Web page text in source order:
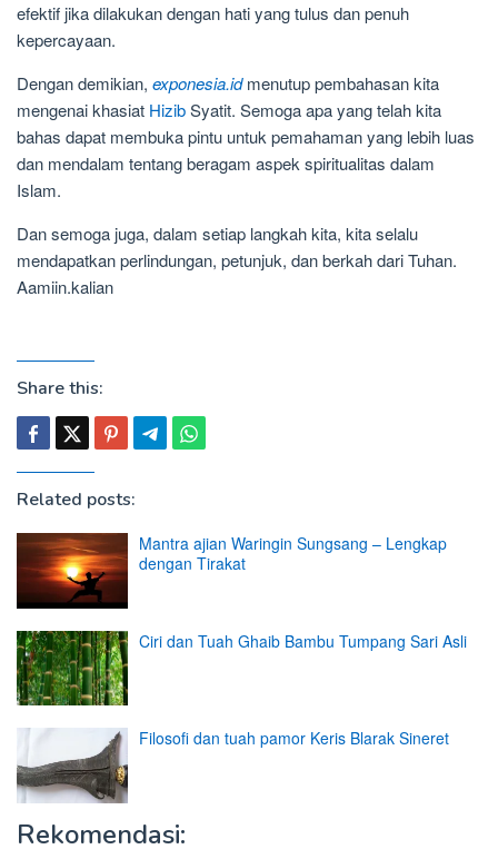
efektif jika dilakukan dengan hati yang tulus dan penuh
kepercayaan.
Dengan demikian, exponesia.idmenutup pembahasan kita
mengenai khasiat HizibSyatit. Semoga apa yang telah kita
bahas dapat membuka pintu untuk pemahaman yang lebih luas
dan mendalam tentang beragam aspek spiritualitas dalam
Islam.
Dan semoga juga, dalam setiap langkah kita, kita selalu
mendapatkan perlindungan, petunjuk, dan berkah dari Tuhan.
Aamiin.kalian
Share this:
Related posts:
Mantra ajian Waringin Sungsang – Lengkap
dengan Tirakat
Ciri dan Tuah Ghaib Bambu Tumpang Sari Asli
Filosofi dan tuah pamor Keris Blarak Sineret
Rekomendasi: